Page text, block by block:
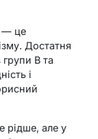
— це
Достатня
групи B та
і
рідше, але у